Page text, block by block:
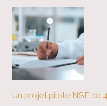
Un projet pilote NSF de